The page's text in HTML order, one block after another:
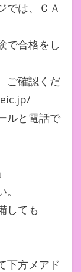
では、ＣＡ
で合格をし
ご確認くだ
ルと電話で
しても
下方メアド